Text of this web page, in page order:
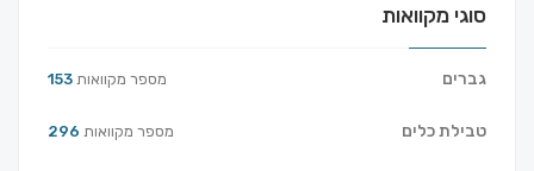
סוגי מקוואות
גברים 153 מספר מקוואות
טבילת כלים 296 מספר מקוואות